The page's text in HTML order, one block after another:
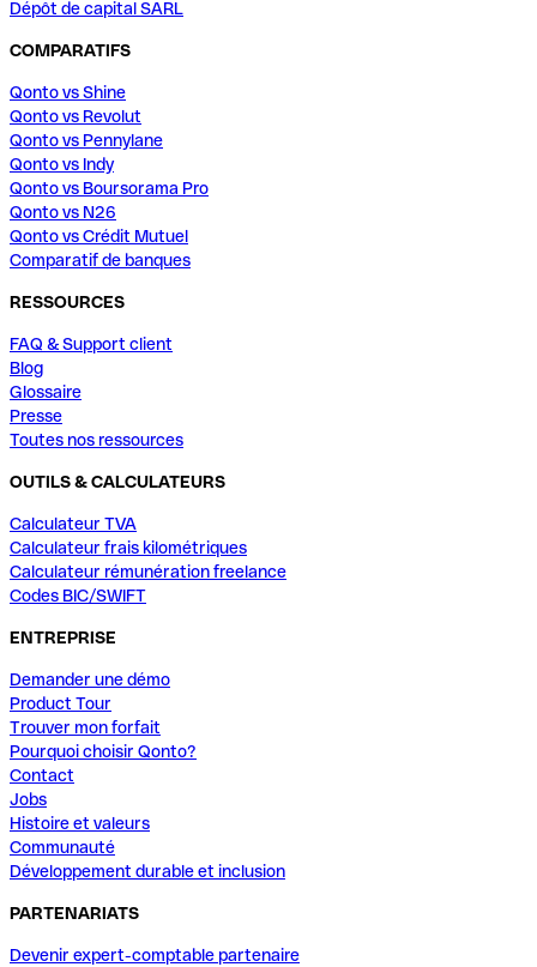
Dépôt de capital SARL
COMPARATIFS
Qonto vs Shine
Qonto vs Revolut
Qonto vs Pennylane
Qonto vs Indy
Qonto vs Boursorama Pro
Qonto vs N26
Qonto vs Crédit Mutuel
Comparatif de banques
RESSOURCES
FAQ & Support client
Blog
Glossaire
Presse
Toutes nos ressources
OUTILS & CALCULATEURS
Calculateur TVA
Calculateur frais kilométriques
Calculateur rémunération freelance
Codes BIC/SWIFT
ENTREPRISE
Demander une démo
Product Tour
Trouver mon forfait
Pourquoi choisir Qonto?
Contact
Jobs
Histoire et valeurs
Communauté
Développement durable et inclusion
PARTENARIATS
Devenir expert-comptable partenaire